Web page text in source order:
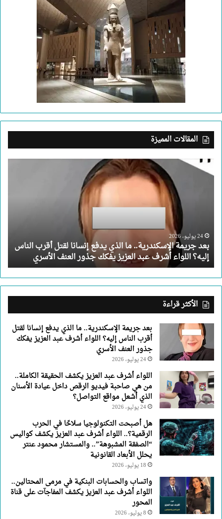
المقالات المميزة
بعد
جريمة
لقتل
أقرب
الناس
إليه؟
اللواء
أشرف
عبد
العزيز
جذور
العنف
الأسري
24 يوليو، 2026
بعد جريمة الإسكندرية.. ما الذي يدفع إنسانا لقتل أقرب الناس
إليه؟ اللواء أشرف عبد العزيز يفكك جذور العنف الأسري
الأكثر قراءة
بعد جريمة الإسكندرية.. ما الذي يدفع إنسانا لقتل
أقرب الناس إليه؟ اللواء أشرف عبد العزيز يفكك
جذور العنف الأسري
24 يوليو، 2026
اللواء أشرف عبد العزيز يكشف الحقيقة الكاملة..
من هي صاحبة فيديو الرقص داخل عيادة الأسنان
الذي أشعل مواقع التواصل؟
24 يوليو، 2026
هل أصبحت التكنولوجيا سلاحًا في الحرب
الرقمية؟.. اللواء أشرف عبد العزيز يكشف كواليس
“الصفقة المشبوهة”.. والمستشار محمود عنتر
يحلل الأبعاد القانونية
18 يوليو، 2026
واتساب والحسابات البنكية في مرمى المحتالين..
اللواء أشرف عبد العزيز يكشف المفاجآت على قناة
المحور
8 يوليو، 2026